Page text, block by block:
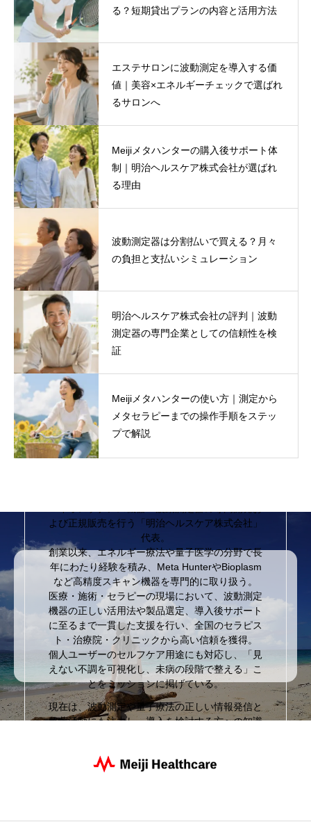
る？短期貸出プランの内容と活用方法
エステサロンに波動測定を導入する価
値｜美容×エネルギーチェックで選ばれ
るサロンへ
Meijiメタハンターの購入後サポート体
制｜明治ヘルスケア株式会社が選ばれ
る理由
波動測定器は分割払いで買える？月々
の負担と支払いシミュレーション
明治ヘルスケア株式会社の評判｜波動
測定器の専門企業としての信頼性を検
証
Meijiメタハンターの使い方｜測定から
メタセラピーまでの操作手順をステッ
プで解説
波動測定器バイオレゾナンス機器専門店
よび正規販売を行う「明治ヘルスケア株式会社」
代表。
創業以来、エネルギー療法や量子医学の分野で長
年にわたり経験を積み、Meta HunterやBioplasm
など高精度スキャン機器を専門的に取り扱う。
医療・施術・セラピーの現場において、波動測定
機器の正しい活用法や製品選定、導入後サポート
に至るまで一貫した支援を行い、全国のセラピス
ト・治療院・クリニックから高い信頼を獲得。
個人ユーザーのセルフケア用途にも対応し、「見
えない不調を可視化し、未病の段階で整える」こ
とをミッションに掲げている。
現在は、波動測定や量子療法の正しい情報発信と
啓蒙活動にも注力し、導入を検討する方への知識
比較・効果的な活用法・サロン導入事例など、現